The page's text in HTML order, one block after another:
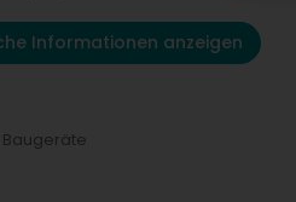
Informationen anzeigen